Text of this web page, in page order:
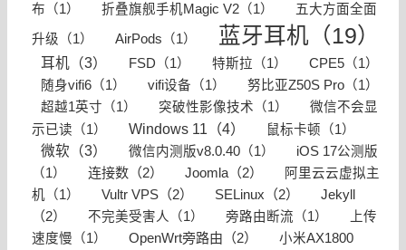
布（1）
折叠旗舰手机Magic V2（1） 五大方面全面
升级（1） AirPods（1） 蓝牙耳机（19）
耳机（3） FSD（1） 特斯拉（1）
CPE5（1）
随身vifi6（1）
vifi设备（1）
努比亚Z50S Pro（1）
超越1英寸（1）
突破性影像技术（1）
微信不会显
示已读（1）
Windows 11（4） 鼠标卡顿（1）
微软（3） 微信内测版v8.0.40（1）
iOS 17公测版
（1）
连接数（2） Joomla（2）
阿里云云虚拟主
机（1）
Vultr VPS（2） SELinux（2）
Jekyll
（2）
不完美受害人（1） 旁路由断流（1）
上传
速度慢（1）
OpenWrt旁路由（2）
小米AX1800